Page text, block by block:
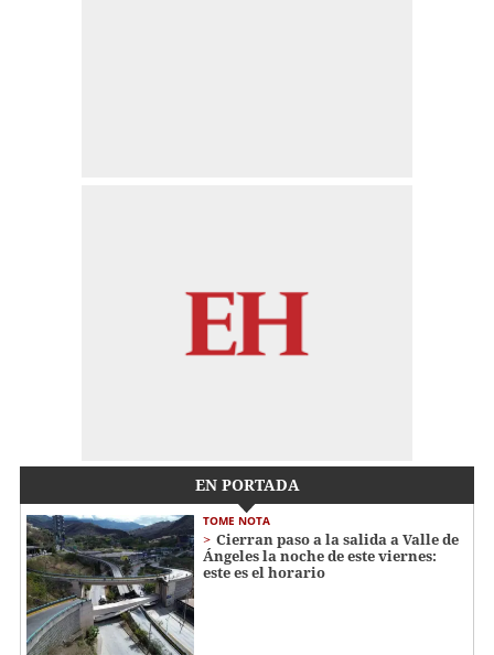
EN PORTADA
TOME NOTA
Cierran paso a la salida a Valle de
Ángeles la noche de este viernes:
este es el horario